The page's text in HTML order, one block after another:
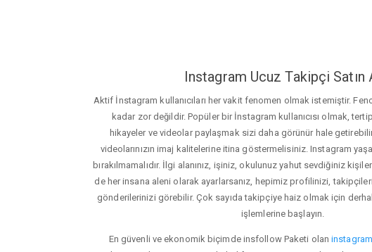
Instagram Ucuz Takipçi Satın
Aktif İnstagram kullanıcıları her vakit fenomen olmak istemiştir.
kadar zor değildir. Popüler bir İnstagram kullanıcısı olmak,
hikayeler ve videolar paylaşmak sizi daha görünür hale
videolarınızın imaj kalitelerine itina göstermelisiniz. Instagram
bırakılmamalıdır. İlgi alanınız, işiniz, okulunuz yahut sevdiğiniz
de her insana aleni olarak ayarlarsanız, hepimiz profilinizi,
gönderilerinizi görebilir. Çok sayıda takipçiye haiz olmak için
işlemlerine başlayın.
En güvenli ve ekonomik biçimde insfollow Paketi olan